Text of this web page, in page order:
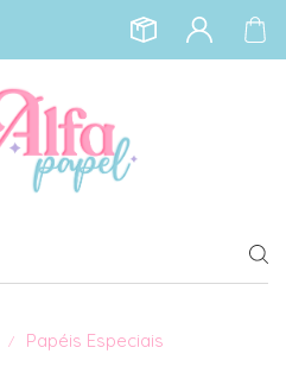
Papéis Especiais